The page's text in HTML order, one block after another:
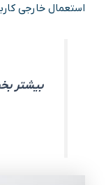
استعمال خارجی
بیشتر